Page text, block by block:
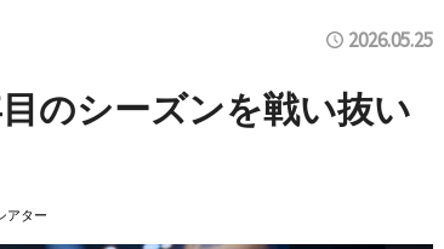
2026.05.25
のシーズンを戦い抜い
アター